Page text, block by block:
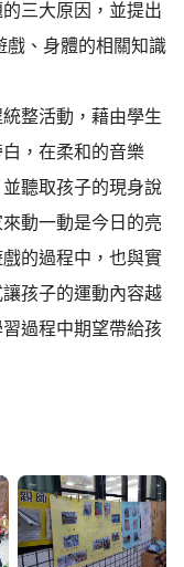
三大原因，並提出
戲、身體的相關知識
整活動，藉由學生
，在柔和的音樂
聽取孩子的現身說
動一動是今日的亮
的過程中，也與實
孩子的運動內容越
過程中期望帶給孩